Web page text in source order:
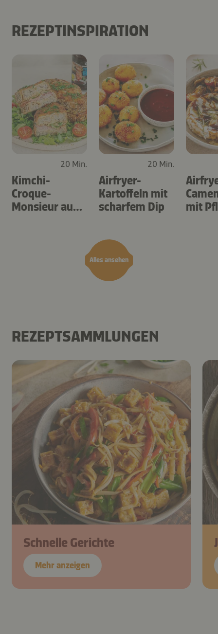
REZEPTINSPIRATION
Alles ansehen
20 Min.
Kimchi-
Croque-
Monsieur aus
20 Min.
Airfryer-
Kartoffeln mit
scharfem Dip
mit
REZEPTSAMMLUNGEN
Schnelle Gerichte
Mehr anzeigen